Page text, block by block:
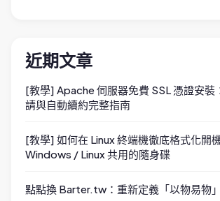
近期文章
[教學] Apache 伺服器免費 SSL 憑證安
請與自動續約完整指南
[教學] 如何在 Linux 終端機徹底格式化開
Windows / Linux 共用的隨身碟
點點換 Barter.tw：重新定義「以物易物